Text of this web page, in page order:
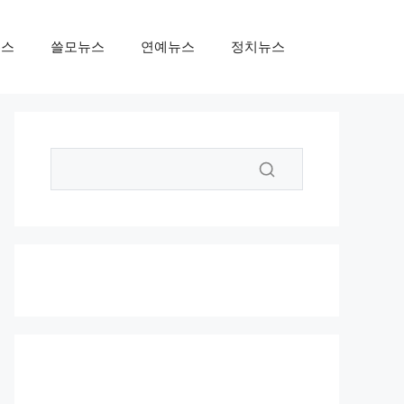
쓸모뉴스 연예뉴스 정치뉴스